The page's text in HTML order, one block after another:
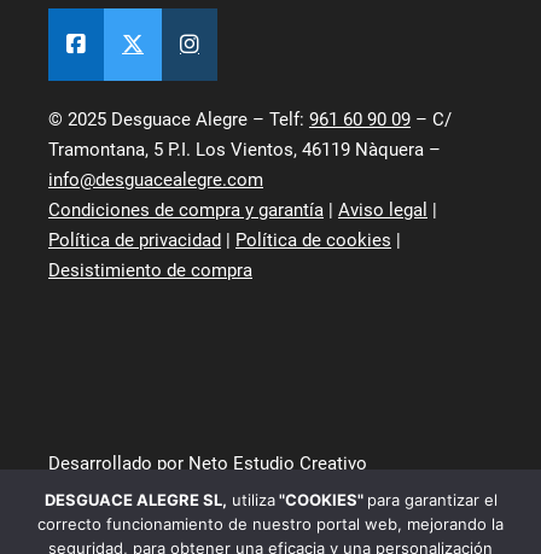
© 2025 Desguace Alegre – Telf: 961 60 90 09 – C/
Tramontana, 5 P.I. Los Vientos, 46119 Nàquera –
info@desguacealegre.com
Condiciones de compra y garantía | Aviso legal |
Política de privacidad | Política de cookies |
Desistimiento de compra
Desarrollado por Neto Estudio Creativo
DESGUACE ALEGRE SL, utiliza"COOKIES" para garantizar el
correcto funcionamiento de nuestro portal web, mejorando la
seguridad, para obtener una eficacia y una personalización